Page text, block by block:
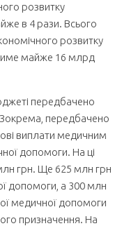
розвитку
в 4 рази. Всього
розвитку
майже 16 млрд
передбачено
передбачено
виплати медичним
допомоги. На ці
грн. Ще 625 млн грн
допомоги, а 300 млн
медичної допомоги
призначення. На